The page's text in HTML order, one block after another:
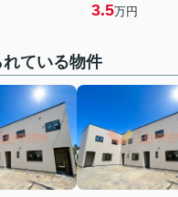
3.5万円
れている物件